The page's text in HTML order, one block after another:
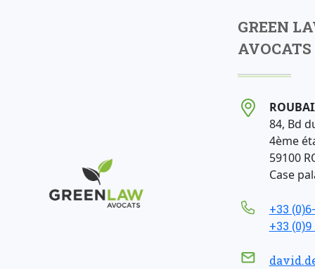
GREEN
84, Bd
4ème
59100
Case
+33
+33